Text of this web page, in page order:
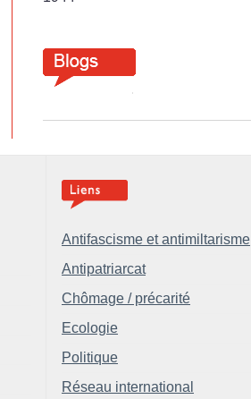
Antifascisme et antimiltarisme
Antipatriarcat
Chômage / précarité
Ecologie
Politique
Réseau international